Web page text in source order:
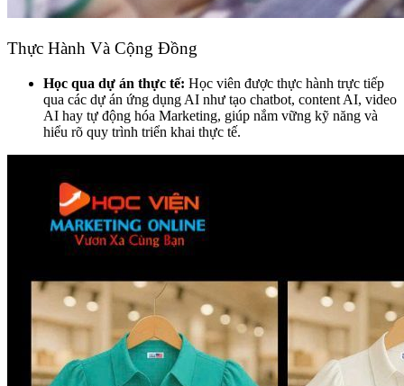
Thực Hành Và Cộng Đồng
Học qua dự án thực tế: Học viên được thực hành trực tiếp
qua các dự án ứng dụng AI như tạo chatbot, content AI, video
AI hay tự động hóa Marketing, giúp nắm vững kỹ năng và
hiểu rõ quy trình triển khai thực tế.